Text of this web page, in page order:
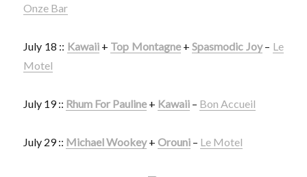
Onze Bar
July 18 :: Kawaii+ Top Montagne+Spasmodic Joy– Le
Motel
July 19 :: Rhum For Pauline + Kawaii – Bon Accueil
July 29 :: Michael Wookey+Orouni – Le Motel